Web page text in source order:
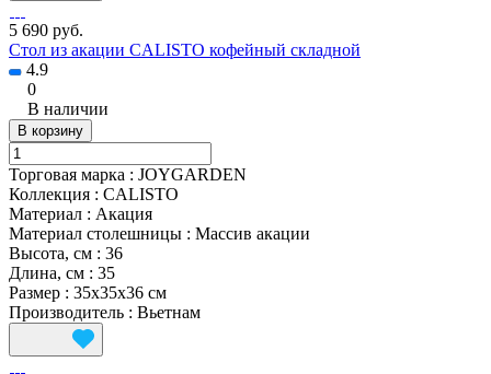
5 690 руб.
Стол из акации CALISTO кофейный складной
4.9
0
В наличии
В корзину
Торговая марка : JOYGARDEN
Коллекция : CALISTO
Материал : Акация
Материал столешницы : Массив акации
Высота, см : 36
Длина, см : 35
Размер : 35x35x36 см
Производитель : Вьетнам